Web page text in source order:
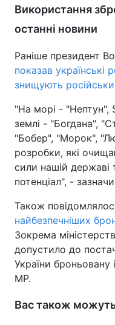
Використання
останні новини
Раніше президент
показав українські
знищують
"На морі - "Нептун",
землі - "Богдана",
"Бобер", "Морок",
розробки, які
сили нашій державі
потенціал", -
Також
найбезпечніших
Зокрема
допустило до
України
MP.
Вас також можуть